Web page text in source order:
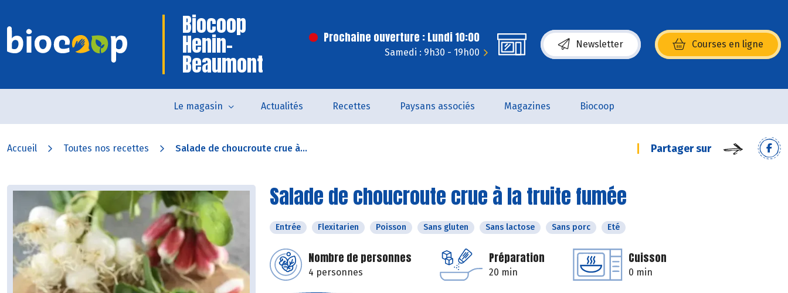
Biocoop
Henin-
Beaumont
Prochaine ouverture : Lundi 10:00
Samedi : 9h30 - 19h00
Newsletter Courses en ligne
(s’ouvre dans une nouvelle fenêtre)
Le magasin Actualités Recettes Paysans associés Magazines Biocoop
Accueil Toutes nos recettes Salade de choucroute crue à... Partager sur
Salade de choucroute crue à la truite fumée
Entrée Flexitarien Poisson Sans gluten Sans lactose Sans porc Eté
Nombre de personnes
4 personnes
Préparation
20 min
Cuisson
0 min